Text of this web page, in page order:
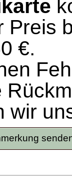
Preis
€.
wir